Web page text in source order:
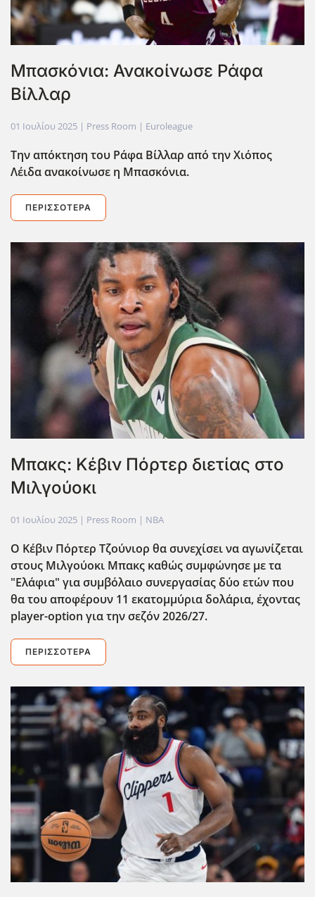
Μπασκόνια: Ανακοίνωσε Ράφα
Βίλλαρ
01 Ιουλίου 2025 | Press Room | Euroleague
Την απόκτηση του Ράφα Βίλλαρ από την Χιόπος
Λέιδα ανακοίνωσε η Μπασκόνια.
ΠΕΡΙΣΣΌΤΕΡΑ
Μπακς: Κέβιν Πόρτερ διετίας στο
Μιλγούοκι
01 Ιουλίου 2025 | Press Room | NBA
Ο Κέβιν Πόρτερ Τζούνιορ θα συνεχίσει να αγωνίζεται
στους Μιλγούοκι Μπακς καθώς συμφώνησε με τα
"Ελάφια" για συμβόλαιο συνεργασίας δύο ετών που
θα του αποφέρουν 11 εκατομμύρια δολάρια, έχοντας
player-option για την σεζόν 2026/27.
ΠΕΡΙΣΣΌΤΕΡΑ